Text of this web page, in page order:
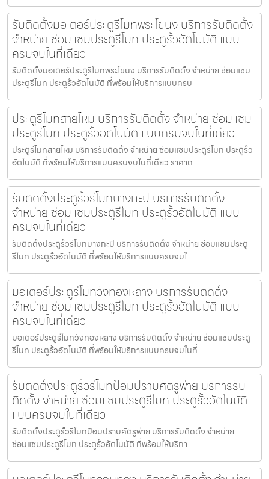
รับติดตั้งมอเตอร์ประตูรีโมทพระโขนง บริการรับติดตั้ง
จำหน่าย ซ่อมแซมประตูรีโมท ประตูรั้วอัตโนมัติ แบบ
ครบจบในที่เดียว
รับติดตั้งมอเตอร์ประตูรีโมทพระโขนง บริการรับติดตั้ง จำหน่าย ซ่อมแซม
ประตูรีโมท ประตูรั้วอัตโนมัติ ที่พร้อมให้บริการแบบครบ
ประตูรีโมทสายไหม บริการรับติดตั้ง จำหน่าย ซ่อมแซม
ประตูรีโมท ประตูรั้วอัตโนมัติ แบบครบจบในที่เดียว
ประตูรีโมทสายไหม บริการรับติดตั้ง จำหน่าย ซ่อมแซมประตูรีโมท ประตูรั้ว
อัตโนมัติ ที่พร้อมให้บริการแบบครบจบในที่เดียว ราคาถ
รับติดตั้งประตูรั้วรีโมทบางกะปิ บริการรับติดตั้ง
จำหน่าย ซ่อมแซมประตูรีโมท ประตูรั้วอัตโนมัติ แบบ
ครบจบในที่เดียว
รับติดตั้งประตูรั้วรีโมทบางกะปิ บริการรับติดตั้ง จำหน่าย ซ่อมแซมประตู
รีโมท ประตูรั้วอัตโนมัติ ที่พร้อมให้บริการแบบครบจบใ
มอเตอร์ประตูรีโมทวังทองหลาง บริการรับติดตั้ง
จำหน่าย ซ่อมแซมประตูรีโมท ประตูรั้วอัตโนมัติ แบบ
ครบจบในที่เดียว
มอเตอร์ประตูรีโมทวังทองหลาง บริการรับติดตั้ง จำหน่าย ซ่อมแซมประตู
รีโมท ประตูรั้วอัตโนมัติ ที่พร้อมให้บริการแบบครบจบในที่
รับติดตั้งประตูรั้วรีโมทป้อมปราบศัตรูพ่าย บริการรับ
ติดตั้ง จำหน่าย ซ่อมแซมประตูรีโมท ประตูรั้วอัตโนมัติ
แบบครบจบในที่เดียว
รับติดตั้งประตูรั้วรีโมทป้อมปราบศัตรูพ่าย บริการรับติดตั้ง จำหน่าย
ซ่อมแซมประตูรีโมท ประตูรั้วอัตโนมัติ ที่พร้อมให้บริกา